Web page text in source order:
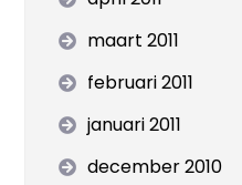
maart 2011
februari 2011
januari 2011
december 2010